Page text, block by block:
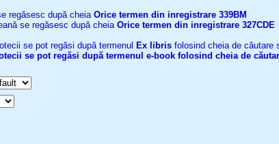
regăsesc după cheia Orice termen din inregistrare 339BM
se regăsesc după cheia Orice termen din inregistrare 327CDE
se pot regăsi după termenul Ex libris folosind cheia de căutare
se pot regăsi după termenul e-book folosind cheia de